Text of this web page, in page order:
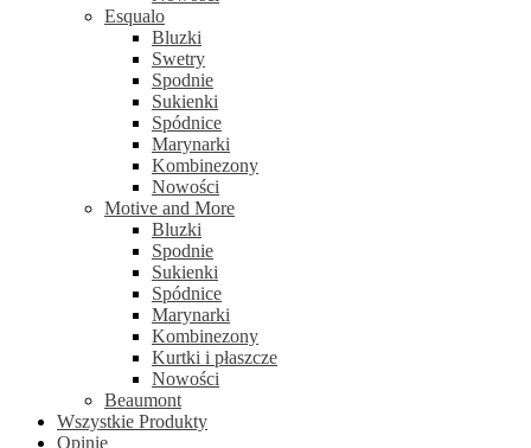
Esqualo
Bluzki
Swetry
Spodnie
Sukienki
Spódnice
Marynarki
Kombinezony
Nowości
Motive and More
Bluzki
Spodnie
Sukienki
Spódnice
Marynarki
Kombinezony
Kurtki i płaszcze
Nowości
Beaumont
Wszystkie Produkty
Opinie